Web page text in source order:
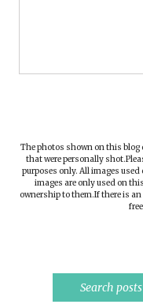
The photos shown on this blog
that were personally
purposes only. All images
images are only used on
ownership to them.If there is
Search posts